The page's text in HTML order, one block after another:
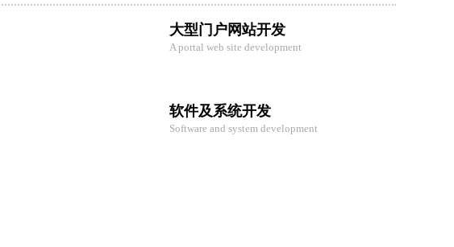
大型门户网站开发
A portal web site development
软件及系统开发
Software and system development